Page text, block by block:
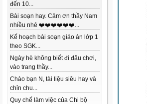
đến 10...
Bài soạn hay. Cảm ơn thầy Nam
nhiều nhé ❤️❤️❤️❤️❤️❤️...
Kế hoạch bài soạn giáo án lớp 1
theo SGK...
Ngày hè không biết đi đâu chơi,
vào trang thầy...
Chào bạn N, tài liệu siêu hay và
chỉn chu...
Quy chế làm việc của Chi bộ